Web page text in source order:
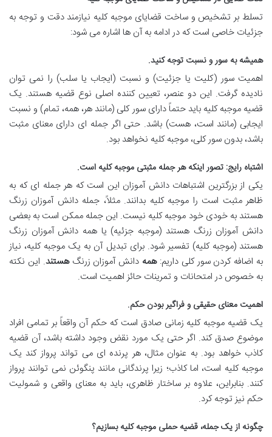
تسلط بر تشخیص و ساخت قضایای موجبه کلیه نیازمند دقت و توجه به
جزئیات خاصی است که در ادامه به آن ها اشاره می شود:
همیشه به سور و نسبت توجه کنید.
اهمیت سور (کلیت یا جزئیت) و نسبت (ایجاب یا سلب) را نمی توان
نادیده گرفت. این دو عنصر، تعیین کننده اصلی نوع قضیه هستند. یک
قضیه موجبه کلیه باید حتماً دارای سور کلی (مانند هر، همه، تمام) و نسبت
ایجابی (مانند است، هست) باشد. حتی اگر جمله ای دارای معنای مثبت
باشد، بدون سور کلی، موجبه کلیه نخواهد بود.
اشتباه رایج: تصور اینکه هر جمله مثبتی موجبه کلیه است.
یکی از بزرگترین اشتباهات دانش آموزان این است که هر جمله ای که به
ظاهر مثبت است را موجبه کلیه بدانند. مثلاً، جمله دانش آموزان زرنگ
هستند به خودی خود موجبه کلیه نیست. این جمله ممکن است به بعضی
دانش آموزان زرنگ هستند (موجبه جزئیه) یا همه دانش آموزان زرنگ
هستند (موجبه کلیه) تفسیر شود. برای تبدیل آن به یک موجبه کلیه، نیاز
به اضافه کردن سور کلی داریم:همه دانش آموزان زرنگهستند. این نکته
به خصوص در امتحانات و تمرینات حائز اهمیت است.
اهمیت معنای حقیقی و فراگیر بودن حکم.
یک قضیه موجبه کلیه زمانی صادق است که حکم آن واقعاً بر تمامی افراد
موضوع صدق کند. اگر حتی یک مورد نقض وجود داشته باشد، آن قضیه
کاذب خواهد بود. به عنوان مثال، هر پرنده ای می تواند پرواز کند یک
موجبه کلیه است، اما کاذب؛ زیرا پرندگانی مانند پنگوئن نمی توانند پرواز
کنند. بنابراین، علاوه بر ساختار ظاهری، باید به معنای واقعی و شمولیت
حکم نیز توجه کرد.
چگونه از یک جمله، قضیه حملی موجبه کلیه بسازیم؟